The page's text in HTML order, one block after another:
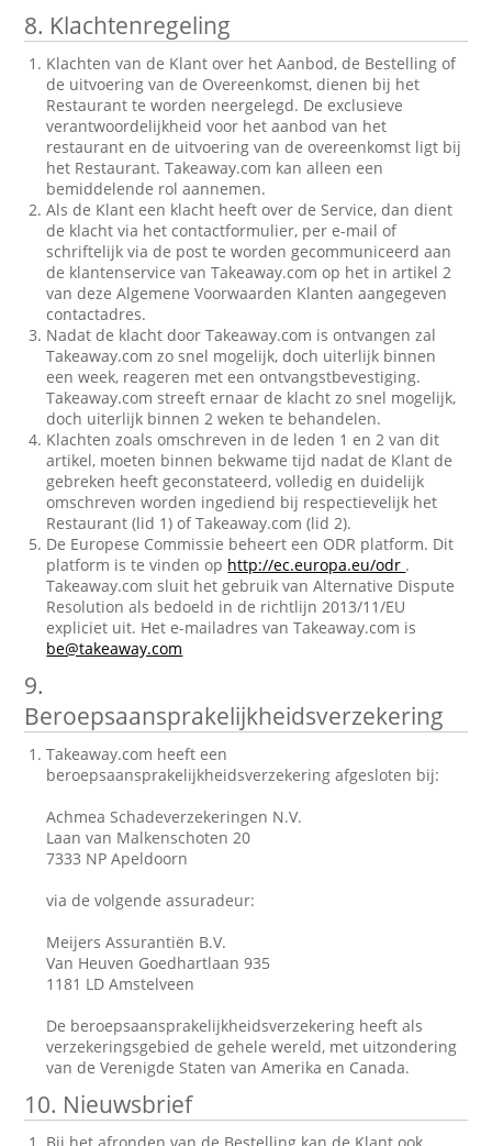
8. Klachtenregeling
Klachten van de Klant over het Aanbod, de Bestelling of
de uitvoering van de Overeenkomst, dienen bij het
Restaurant te worden neergelegd. De exclusieve
verantwoordelijkheid voor het aanbod van het
restaurant en de uitvoering van de overeenkomst ligt bij
het Restaurant. Takeaway.com kan alleen een
bemiddelende rol aannemen.
Als de Klant een klacht heeft over de Service, dan dient
de klacht via het contactformulier, per e-mail of
schriftelijk via de post te worden gecommuniceerd aan
de klantenservice van Takeaway.com op het in artikel 2
van deze Algemene Voorwaarden Klanten aangegeven
contactadres.
Nadat de klacht door Takeaway.com is ontvangen zal
Takeaway.com zo snel mogelijk, doch uiterlijk binnen
een week, reageren met een ontvangstbevestiging.
Takeaway.com streeft ernaar de klacht zo snel mogelijk,
doch uiterlijk binnen 2 weken te behandelen.
Klachten zoals omschreven in de leden 1 en 2 van dit
artikel, moeten binnen bekwame tijd nadat de Klant de
gebreken heeft geconstateerd, volledig en duidelijk
omschreven worden ingediend bij respectievelijk het
Restaurant (lid 1) of Takeaway.com (lid 2).
De Europese Commissie beheert een ODR platform. Dit
platform is te vinden op http://ec.europa.eu/odr .
Takeaway.com sluit het gebruik van Alternative Dispute
Resolution als bedoeld in de richtlijn 2013/11/EU
expliciet uit. Het e-mailadres van Takeaway.com is
be@takeaway.com
9.
Beroepsaansprakelijkheidsverzekering
Takeaway.com heeft een
beroepsaansprakelijkheidsverzekering afgesloten bij:
Achmea Schadeverzekeringen N.V.
Laan van Malkenschoten 20
7333 NP Apeldoorn
via de volgende assuradeur:
Meijers Assurantiën B.V.
Van Heuven Goedhartlaan 935
1181 LD Amstelveen
De beroepsaansprakelijkheidsverzekering heeft als
verzekeringsgebied de gehele wereld, met uitzondering
van de Verenigde Staten van Amerika en Canada.
10. Nieuwsbrief